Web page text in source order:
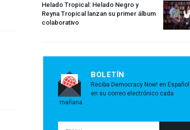
Helado Tropical: Helado Negro y
Reyna Tropical lanzan su primer álbum
colaborativo
BOLETÍN
Reciba Democracy Now! en Español
en su correo electrónico cada
mañana.